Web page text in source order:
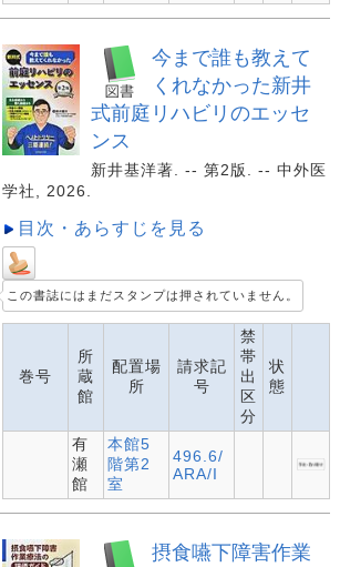
今まで誰も教えて
くれなかった新井
式前庭リハビリのエッセ
ンス
新井基洋著. -- 第2版. -- 中外医
学社, 2026.
目次・あらすじを見る
この書誌にはまだスタンプは押されていません。
巻号
所
蔵
館
配置場
所
請求記
号
禁
帯
出
区
分
状
態
有
瀬
館
本館5
階第2
室
496.6/
ARA/I
摂食嚥下障害作業